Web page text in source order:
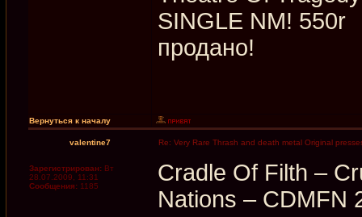
SINGLE NM! 550r
продано!
Вернуться к началу
valentine7 Re: Very Rare Thrash and death metal Original
Зарегистрирован: Вт
28.07.2009, 11:31
Сообщения: 1185
Cradle Of Filth ‎–
Nations ‎– CDMFN